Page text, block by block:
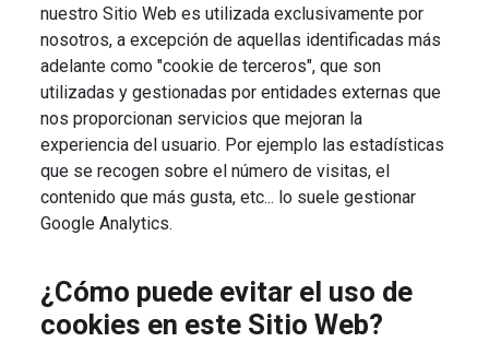
nuestro Sitio Web es utilizada exclusivamente por
nosotros, a excepción de aquellas identificadas más
adelante como "cookie de terceros", que son
utilizadas y gestionadas por entidades externas que
nos proporcionan servicios que mejoran la
experiencia del usuario. Por ejemplo las estadísticas
que se recogen sobre el número de visitas, el
contenido que más gusta, etc... lo suele gestionar
Google Analytics.
¿Cómo puede evitar el uso de
cookies en este Sitio Web?